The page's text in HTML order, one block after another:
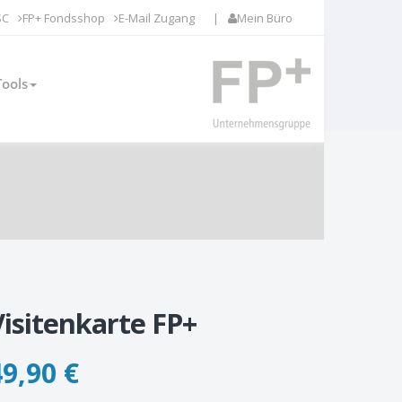
Mein Büro
|
FP+ Fondsshop E-Mail Zugang
FP+
€